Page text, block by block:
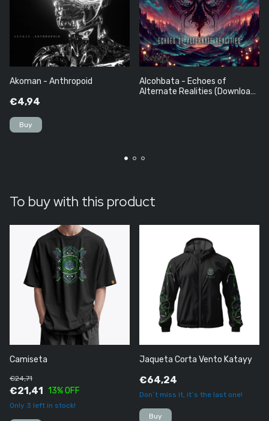
Akoman - Anthropoid
€4,94
Alcohbata - Echoes of
Alternate Realities (Download
To buy with this product
Camiseta
€21,41
€24,71
13% OFF
Only 3 left in stock!
Jaqueta Corta Vento Katayy
€64,24
Don´t miss it, it´s the last one!
Buy